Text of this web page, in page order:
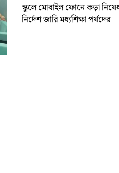
স্কুলে মোবাইল ফোনে কড়া
নির্দেশ জারি মধ্যশিক্ষা পর্ষদের